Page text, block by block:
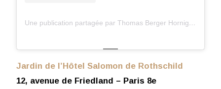
Une publication partagée par Thomas Berger Hornig (@tbergerkering)
Jardin de l’Hôtel Salomon de Rothschild
12, avenue de Friedland – Paris 8e